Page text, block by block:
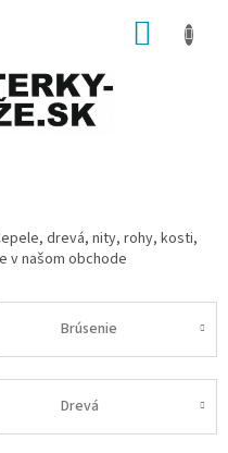
drevá, nity, rohy, kosti,
v našom obchode
Brúsenie
Drevá